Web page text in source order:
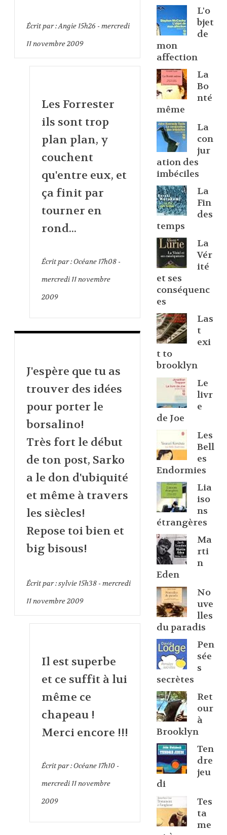
Écrit par :Angie 15h26- mercredi
11novembre 2009
Les Forrester
ils sont trop
plan plan, y
couchent
qu'entre eux, et
ça finit par
tourner en
rond...
Écrit par :Océane 17h08-
mercredi 11novembre
2009
J'espère que tu as
trouver des idées
pour porter le
borsalino!
Très fort le début
de ton post, Sarko
a le don d'ubiquité
et même à travers
les siècles!
Repose toi bien et
big bisous!
Écrit par :sylvie 15h38- mercredi
11novembre 2009
Il est superbe
et ce suffit à lui
même ce
chapeau !
Merci encore !!!
Écrit par :Océane 17h10-
mercredi 11novembre
2009
L'o
bjet
de
mon
affection
La
Bo
nté
même
La
con
jur
ation des
imbéciles
La
Fin
des
temps
La
Vér
ité
et ses
conséquenc
es
Las
t
exi
t to
brooklyn
Le
livr
e
de Joe
Les
Bell
es
Endormies
Lia
iso
ns
étrangères
Ma
rti
n
Eden
No
uve
lles
du paradis
Pen
sée
s
secrètes
Ret
our
à
Brooklyn
Ten
dre
jeu
di
Tes
ta
me